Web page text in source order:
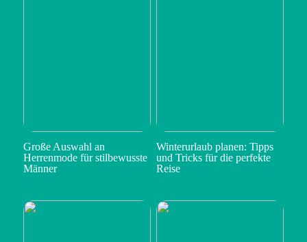
Große Auswahl an
Herrenmode für stilbewusste
Männer
Winterurlaub planen: Tipps
und Tricks für die perfekte
Reise